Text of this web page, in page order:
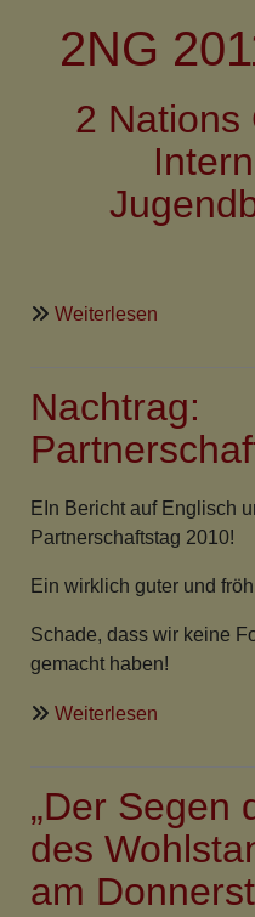
2NG
2
Weiterlesen
-
Nations
-
Nachtrag:
EIn Bericht auf Englisch
Partnerschaftstag 2010!
Ein wirklich guter und
Schade, dass wir keine
gemacht haben!
Weiterlesen
2010
„Der Segen
des
am